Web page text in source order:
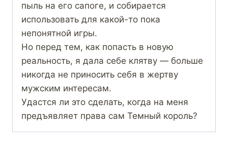
пыль на его сапоге, и собирается
использовать для какой-то пока
непонятной игры.
Но перед тем, как попасть в новую
реальность, я дала себе клятву — больше
никогда не приносить себя в жертву
мужским интересам.
Удастся ли это сделать, когда на меня
предъявляет права сам Темный король?